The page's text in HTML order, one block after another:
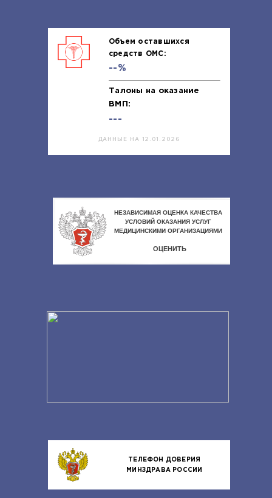
Объем оставшихся
средств ОМС:
--%
Талоны на оказание
ВМП:
---
ДАННЫЕ НА 12.01.2026
ТЕЛЕФОН ДОВЕРИЯ
МИНЗДРАВА РОССИИ